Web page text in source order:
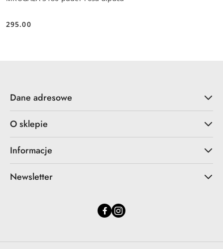
Cena:
295.00
Dane adresowe
O sklepie
Informacje
Newsletter